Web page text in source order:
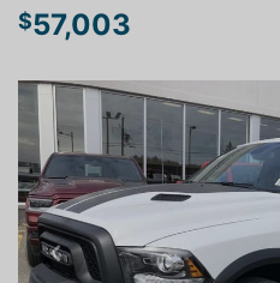
$57,003
Previous